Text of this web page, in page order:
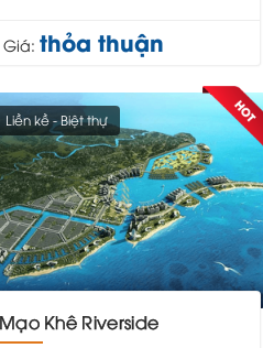
Giá: thỏa thuận
Liền kề - Biệt thự
Mạo Khê Riverside